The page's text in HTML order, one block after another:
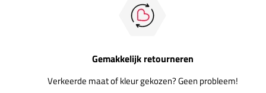
Gemakkelijk retourneren
Verkeerde maat of kleur gekozen? Geen probleem!